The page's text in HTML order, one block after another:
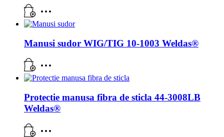
Manusi sudor WIG/TIG 10-1003 Weldas®
Protectie manusa fibra de sticla 44-3008LB
Weldas®